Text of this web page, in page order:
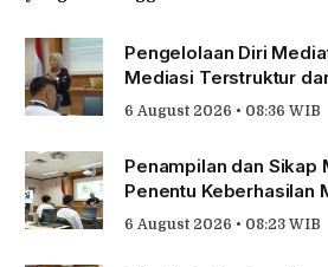
Pengelolaan Diri
Mediasi Terstruktur
6 August 2026 • 08:36 WIB
Penampilan dan Sikap
Penentu Keberhasilan
6 August 2026 • 08:23 WIB